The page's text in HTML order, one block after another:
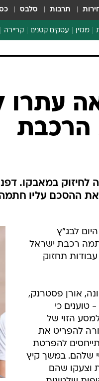
תרבות סלבס
מגזין עסקים קטנים קריירה
עתרו
במאבקו. דפני
ההסכם עליו
לבג"ץ
רכבת ישראל
תחזוק